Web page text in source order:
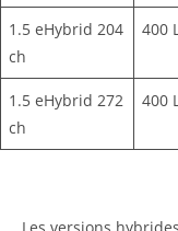
1.5 eHybrid 204
ch
400
1.5 eHybrid 272
ch
400
Les versions